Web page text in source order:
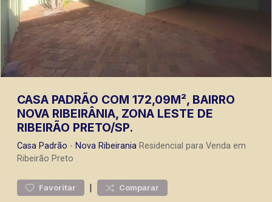
CASA PADRÃO COM 172,09M², BAIRRO
NOVA RIBEIRÂNIA, ZONA LESTE DE
RIBEIRÃO PRETO/SP.
Casa Padrão - Nova Ribeirania Residencial para Venda em
Ribeirão Preto
Favoritar | Comparar